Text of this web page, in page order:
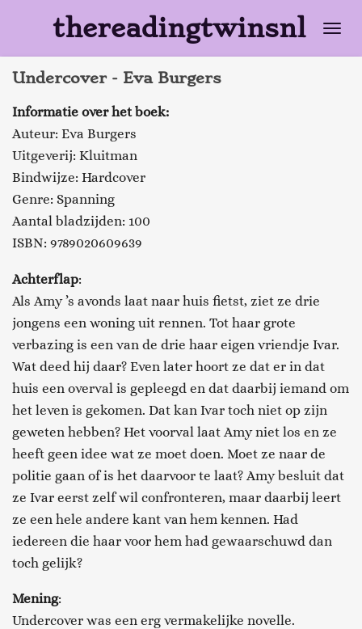
naar
de
hoofdinhoud
thereadingtwinsnl
Undercover - Eva Burgers
Informatie over het boek:
Auteur: Eva Burgers
Uitgeverij: Kluitman
Bindwijze: Hardcover
Genre: Spanning
Aantal bladzijden: 100
ISBN: 9789020609639
Achterflap:
Als Amy ’s avonds laat naar huis fietst, ziet ze drie
jongens een woning uit rennen. Tot haar grote
verbazing is een van de drie haar eigen vriendje Ivar.
Wat deed hij daar? Even later hoort ze dat er in dat
huis een overval is gepleegd en dat daarbij iemand om
het leven is gekomen. Dat kan Ivar toch niet op zijn
geweten hebben? Het voorval laat Amy niet los en ze
heeft geen idee wat ze moet doen. Moet ze naar de
politie gaan of is het daarvoor te laat? Amy besluit dat
ze Ivar eerst zelf wil confronteren, maar daarbij leert
ze een hele andere kant van hem kennen. Had
iedereen die haar voor hem had gewaarschuwd dan
toch gelijk?
Mening:
Undercover was een erg vermakelijke novelle.